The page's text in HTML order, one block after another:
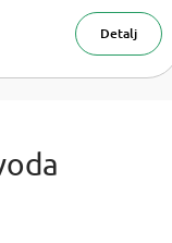
Detalj